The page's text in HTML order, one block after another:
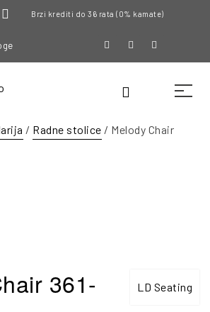
Brzi krediti do 36 rata (0% kamate)
/ Radne stolice / Melody Chair
LD Seating
361-